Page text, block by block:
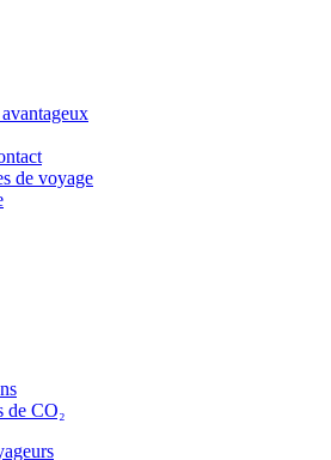
de voyage
de CO₂